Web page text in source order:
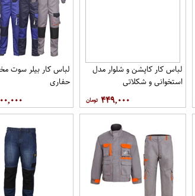
لباس کار کاپشن و شلوار مدل
استخوانی و شکلاتی
۴۴۹,۰۰۰
لباس کار بیلر سوت
حفاری